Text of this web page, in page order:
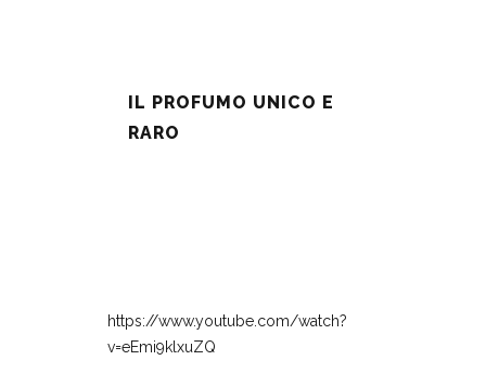
IL PROFUMO UNICO E
RARO
https://www.youtube.com/watch?
v=eEmi9klxuZQ